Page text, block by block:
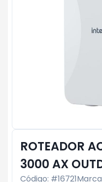
ROTEADOR
3000 AX
Código: #16721